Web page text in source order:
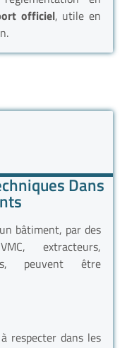
officiel, utile en
Dans
bâtiment, par des
extracteurs,
peuvent être
respecter dans les